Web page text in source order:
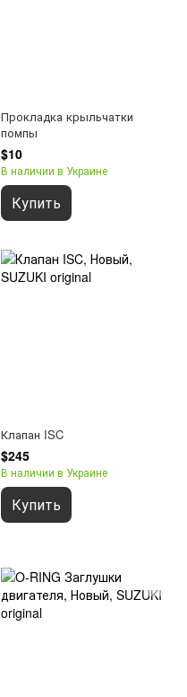
Прокладка крыльчатки
помпы
$10
В наличии в Украине
Купить
Клапан ISC
$245
В наличии в Украине
Купить